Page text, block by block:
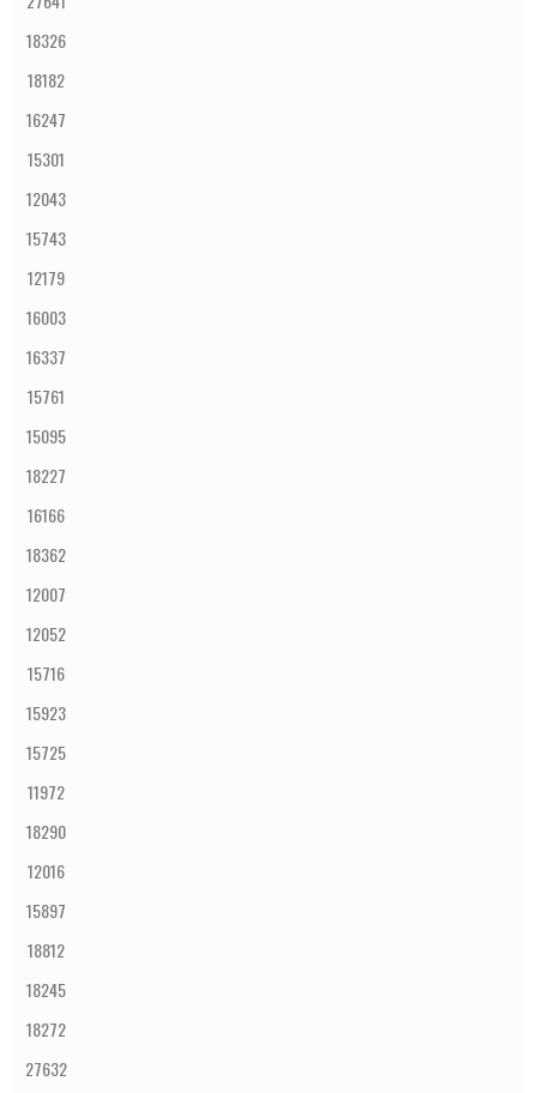
18326
18182
16247
15301
12043
15743
12179
16003
16337
15761
15095
18227
16166
18362
12007
12052
15716
15923
15725
11972
18290
12016
15897
18812
18245
18272
27632